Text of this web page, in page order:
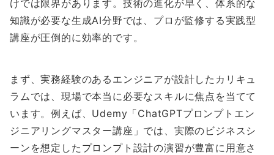
けでは限界があります。技術の進化が早く、体系的な
知識が必要な生成AI分野では、プロが監修する実践型
講座が圧倒的に効率的です。
まず、実務経験のあるエンジニアが設計したカリキュ
ラムでは、現場で本当に必要なスキルに焦点を当てて
います。例えば、Udemy「ChatGPTプロンプトエン
ジニアリングマスター講座」では、実際のビジネスシ
ーンを想定したプロンプト設計の演習が豊富に用意さ